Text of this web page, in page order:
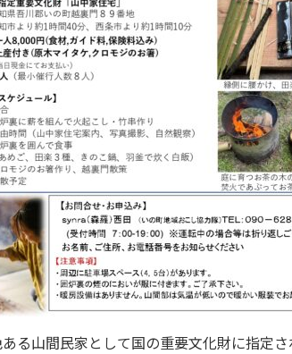
る山間民家として国の重要文化財に指定さ